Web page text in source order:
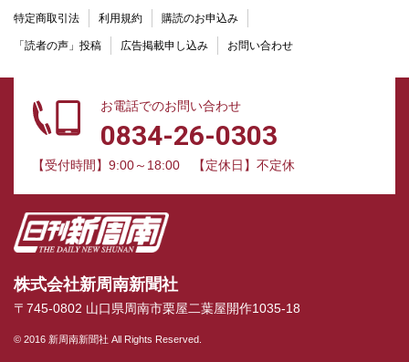
特定商取引法 利用規約 購読のお申込み
「読者の声」投稿 広告掲載申し込み お問い合わせ
お電話でのお問い合わせ
0834-26-0303
【受付時間】9:00～18:00 【定休日】不定休
株式会社新周南新聞社
〒745-0802 山口県周南市栗屋二葉屋開作1035-18
© 2016 新周南新聞社 All Rights Reserved.